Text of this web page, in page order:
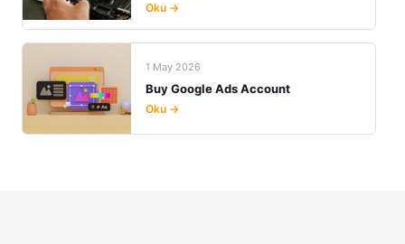
Oku →
1 May 2026
Buy Google Ads Account
Oku →